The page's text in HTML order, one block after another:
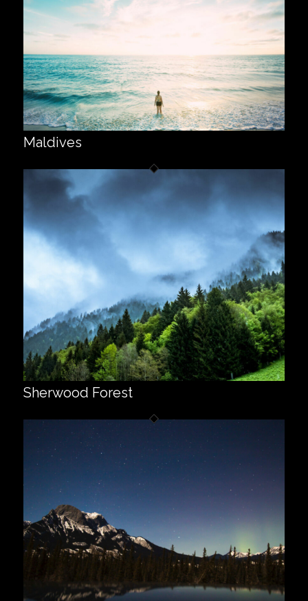
Maldives
Sherwood Forest